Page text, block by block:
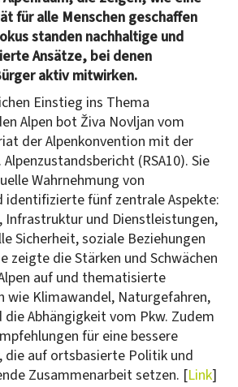
für alle Menschen geschaffen
standen nachhaltige und
Ansätze, bei denen
aktiv mitwirken.
Einstieg ins Thema
Alpen bot Živa Novljan vom
der Alpenkonvention mit der
(RSA10). Sie
Wahrnehmung von
identifizierte fünf zentrale Aspekte:
Infrastruktur und Dienstleistungen,
Sicherheit, soziale Beziehungen
zeigte die Stärken und Schwächen
auf und thematisierte
wie Klimawandel, Naturgefahren,
Abhängigkeit vom Pkw. Zudem
für eine bessere
die auf ortsbasierte Politik und
Zusammenarbeit setzen. [Link]